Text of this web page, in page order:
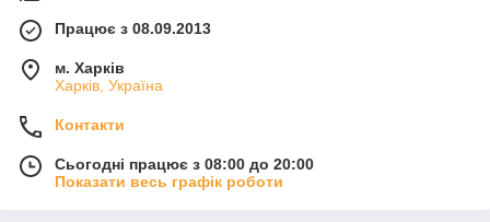
Працює з 08.09.2013
м. Харків
Харків, Україна
Контакти
Сьогодні працює з 08:00 до 20:00
Показати весь графік роботи